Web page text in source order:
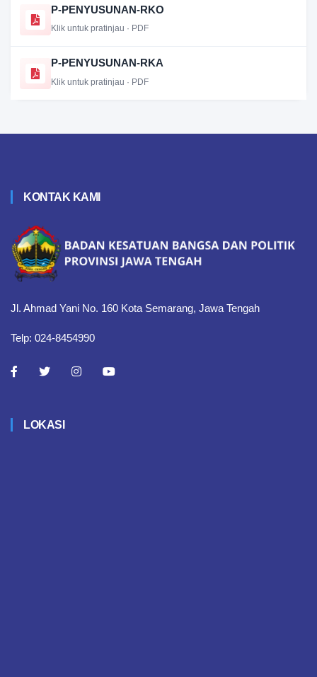
P-PENYUSUNAN-RKO
Klik untuk pratinjau · PDF
P-PENYUSUNAN-RKA
Klik untuk pratinjau · PDF
KONTAK KAMI
Jl. Ahmad Yani No. 160 Kota Semarang, Jawa Tengah
Telp: 024-8454990
LOKASI